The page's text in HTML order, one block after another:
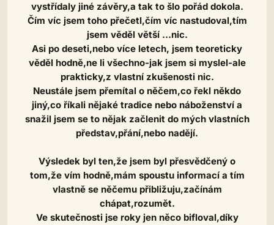
vystřídaly jiné závěry,a tak to šlo pořád dokola.
Čím víc jsem toho přečetl,čím víc nastudoval,tím
jsem věděl větší ...nic.
Asi po deseti,nebo více letech, jsem teoreticky
věděl hodně,ne li všechno-jak jsem si myslel-ale
prakticky,z vlastní zkušenosti nic.
Neustále jsem přemítal o něčem,co řekl někdo
jiný,co říkali nějaké tradice nebo náboženství a
snažil jsem se to nějak začlenit do mých vlastních
představ,přání,nebo nadějí.
Výsledek byl ten,že jsem byl přesvědčený o
tom,že vím hodně,mám spoustu informací a tím
vlastně se něčemu přibližuju,začínám
chápat,rozumět.
Ve skutečnosti jse roky jen něco bifloval,díky